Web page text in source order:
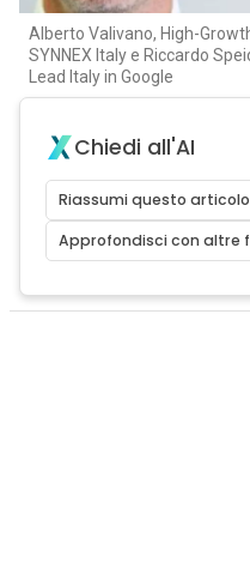
Alberto Valivano, High-
SYNNEX Italy e Riccardo
Lead Italy in Google
Chiedi all'AI
Riassumi questo articolo
Approfondisci con altre